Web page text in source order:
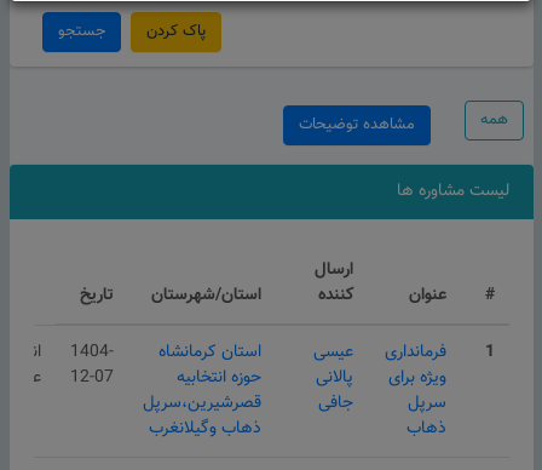
جستجو پاک کردن
همه مشاهده توضیحات
لیست مشاوره ها
# عنوان
ارسال
کننده
استان/شهرستان تاریخ
1
فرمانداری
ویژه برای
سرپل
ذهاب
عیسی
پالانی
جافی
استان کرمانشاه
حوزه انتخابیه
قصرشیرین،سرپل
ذهاب وگیلانغرب
1404-
12-07
انتشار